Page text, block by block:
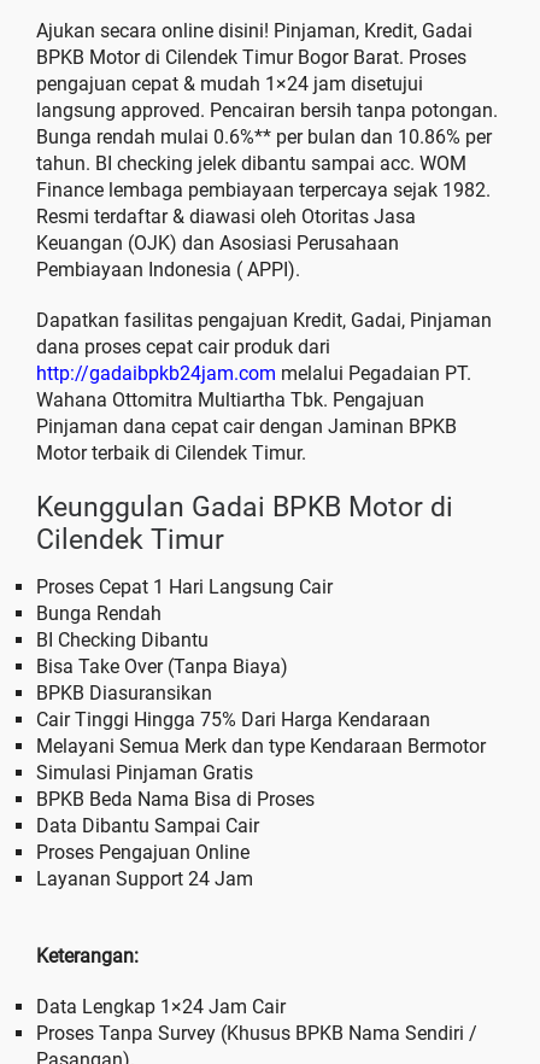
Ajukan secara online disini! Pinjaman, Kredit, Gadai
BPKB Motor di Cilendek Timur Bogor Barat. Proses
pengajuan cepat & mudah 1×24 jam disetujui
langsung approved. Pencairan bersih tanpa potongan.
Bunga rendah mulai 0.6%** per bulan dan 10.86% per
tahun. BI checking jelek dibantu sampai acc. WOM
Finance lembaga pembiayaan terpercaya sejak 1982.
Resmi terdaftar & diawasi oleh Otoritas Jasa
Keuangan (OJK) dan Asosiasi Perusahaan
Pembiayaan Indonesia ( APPI).
Dapatkan fasilitas pengajuan Kredit, Gadai, Pinjaman
dana proses cepat cair produk dari
http://gadaibpkb24jam.com melalui Pegadaian PT.
Wahana Ottomitra Multiartha Tbk. Pengajuan
Pinjaman dana cepat cair dengan Jaminan BPKB
Motor terbaik di Cilendek Timur.
Keunggulan Gadai BPKB Motor di
Cilendek Timur
Proses Cepat 1 Hari Langsung Cair
Bunga Rendah
BI Checking Dibantu
Bisa Take Over (Tanpa Biaya)
BPKB Diasuransikan
Cair Tinggi Hingga 75% Dari Harga Kendaraan
Melayani Semua Merk dan type Kendaraan Bermotor
Simulasi Pinjaman Gratis
BPKB Beda Nama Bisa di Proses
Data Dibantu Sampai Cair
Proses Pengajuan Online
Layanan Support 24 Jam
Keterangan:
Data Lengkap 1×24 Jam Cair
Proses Tanpa Survey (Khusus BPKB Nama Sendiri /